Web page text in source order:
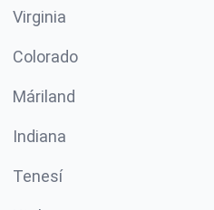
Virginia
Colorado
Máriland
Indiana
Tenesí